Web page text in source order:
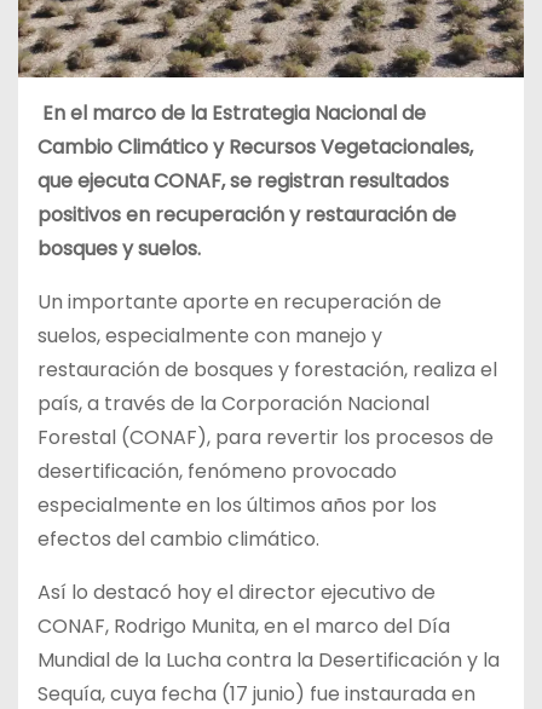
En el marco de la Estrategia Nacional de
Cambio Climático y Recursos Vegetacionales,
que ejecuta CONAF, se registran resultados
positivos en recuperación y restauración de
bosques y suelos.
Un importante aporte en recuperación de
suelos, especialmente con manejo y
restauración de bosques y forestación, realiza el
país, a través de la Corporación Nacional
Forestal (CONAF), para revertir los procesos de
desertificación, fenómeno provocado
especialmente en los últimos años por los
efectos del cambio climático.
Así lo destacó hoy el director ejecutivo de
CONAF, Rodrigo Munita, en el marco del Día
Mundial de la Lucha contra la Desertificación y la
Sequía, cuya fecha (17 junio) fue instaurada en